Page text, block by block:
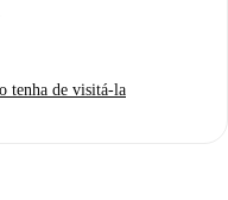
tenha de visitá-la